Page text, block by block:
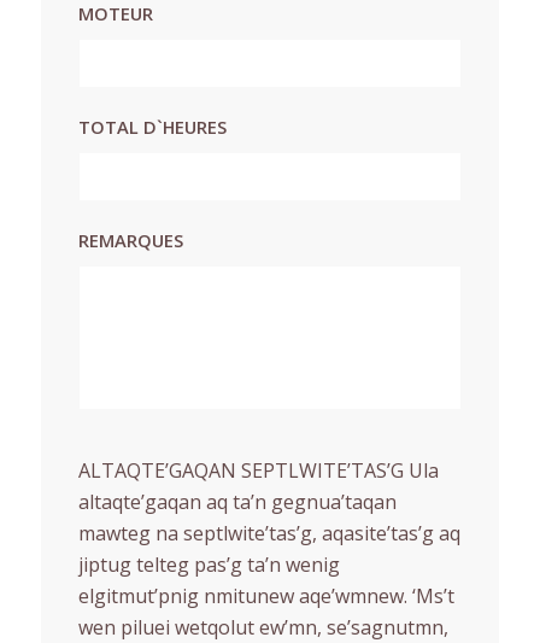
MOTEUR
TOTAL D`HEURES
REMARQUES
ALTAQTE’GAQAN SEPTLWITE’TAS’G Ula
altaqte’gaqan aq ta’n gegnua’taqan
mawteg na septlwite’tas’g, aqasite’tas’g aq
jiptug telteg pas’g ta’n wenig
elgitmut’pnig nmitunew aqe’wmnew. ‘Ms’t
wen piluei wetqolut ew’mn, se’sagnutmn,